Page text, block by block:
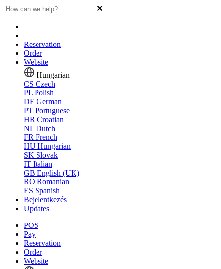
Reservation
Order
Website
Hungarian
CS Czech
PL Polish
DE German
PT Portuguese
HR Croatian
NL Dutch
FR French
HU Hungarian
SK Slovak
IT Italian
GB English (UK)
RO Romanian
ES Spanish
Bejelentkezés
Updates
POS
Pay
Reservation
Order
Website